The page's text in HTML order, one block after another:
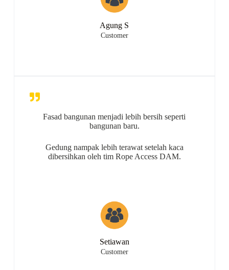
Agung S
Customer
Fasad bangunan menjadi lebih bersih seperti
bangunan baru.
Gedung nampak lebih terawat setelah kaca
dibersihkan oleh tim Rope Access DAM.
Setiawan
Customer